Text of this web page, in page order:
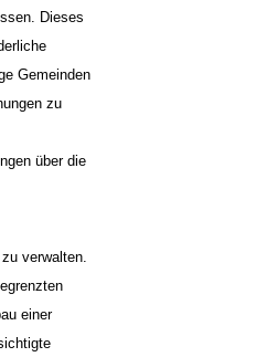
Dieses
Gemeinden
zu
über die
verwalten.
einer